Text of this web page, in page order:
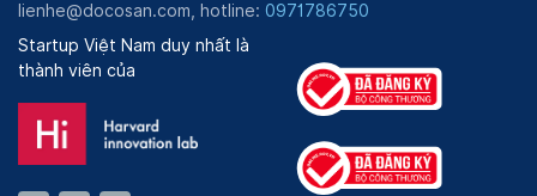
lienhe@docosan.com, hotline: 0971786750
Startup Việt Nam duy nhất là
thành viên của